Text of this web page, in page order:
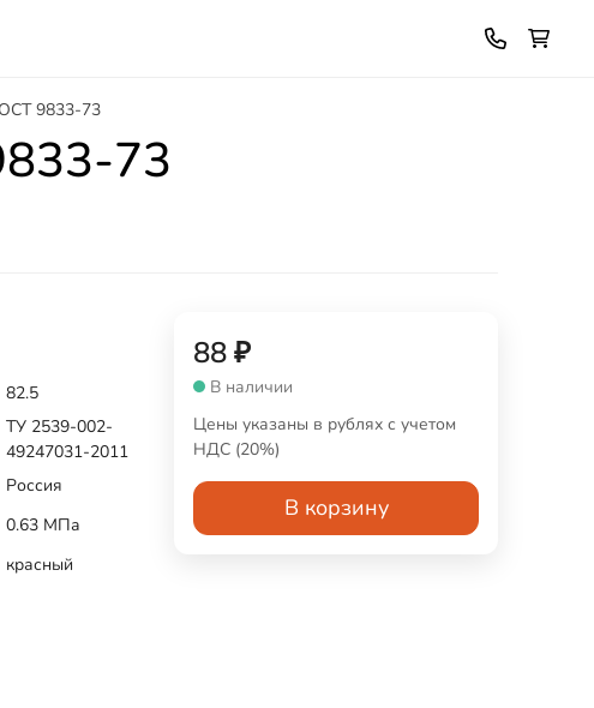
9833-73
73
82.5
ТУ 2539-002-
49247031-2011
Россия
0.63 МПа
красный
88₽
В наличии
Цены указаны в рублях с учетом
НДС (20%)
В корзину